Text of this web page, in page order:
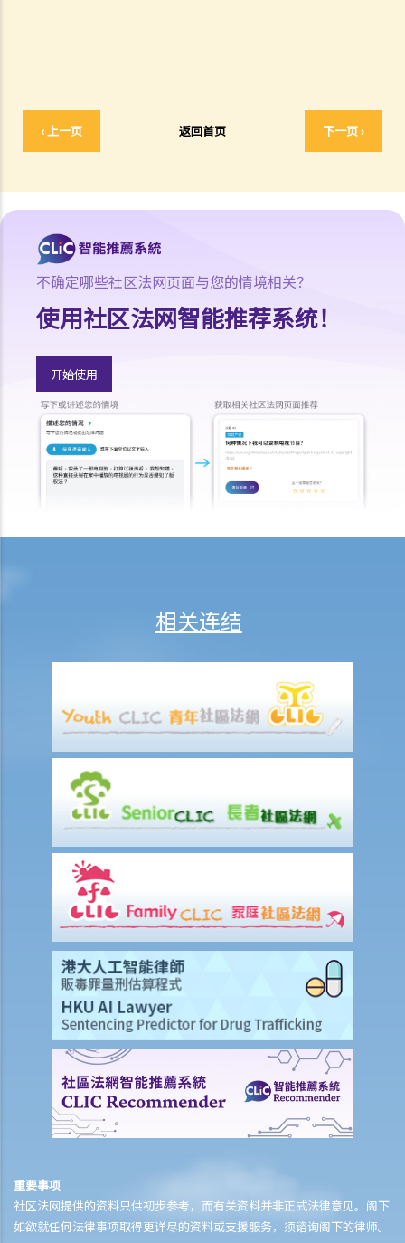
‹ 上一页 返回首页 下一页 ›
在酒类或药物影响下驾驶
a. 进行呼气测试的责任
1. D先生在驾车时被警方截停，并被要求进行随机抽样呼气测试。D先生
刚参加完狂野派对，他清楚知道体内的酒精含量肯定超过法定限度。为
病细菌，我可不愿做这种测试」。D先生这个做法行得通吗？
2. D女士在酒吧喝了几杯后开车回家，途中被警方截停，并被要求进行
随机抽样呼气测试。D女士知道她不能拒绝做测试，但她故意在吹气孔
旁边吹气，而不是吹进气孔内。D女士这个做法可行吗？
b. 进行药物测试的责任
于明显醉酒的状态。一名警员要求她提供尿液样本作化验。A女士发现
于是寻求A女士的同意，提取血液样本。她再次拒绝，并说：「我不信
任你们的医生和设备。我怎么知道你的针筒有没有被爱滋病污染？我可
不会把血给你。」A女士最终没有提供任何呼气、尿液或血液样本。A女
a. 罚款及监禁
b. 取消驾驶执照
c. 酒后驾驶与没有提供样本
1. 与驾驶执照有关
a. 一般
Q1. 持有学习者驾驶执照的人士可以用他/她的电单车提供送外卖的服务
b. 允许并无持有驾驶执照的人驾驶汽车
Q1. 其他国家发出的驾驶执照在香港是否有效？
Q2. 如果我让我的孩子坐在驾驶座上把玩方向盘，而汽车已停下来，我
会被控告任何罪行吗？
c. 被取消驾驶资格期间驾驶
能干犯了甚么罪行？
2. 与登记号码及车辆牌照有关
不确定哪些社区法网页面与您的情境相关？
使用社区法网智能推荐系统！
开始使用
相关连结
重要事项
社区法网提供的资料只供初步参考，而有关资料并非正式法律意见。阁下
如欲就任何法律事项取得更详尽的资料或支援服务，须谘询阁下的律师。